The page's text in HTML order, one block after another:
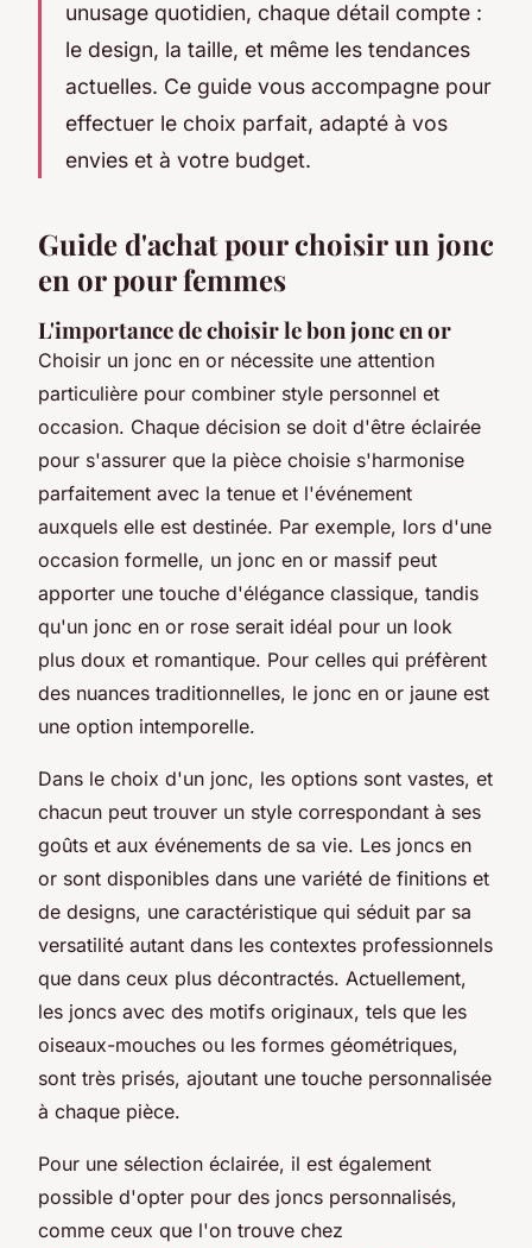
unusage quotidien, chaque détail compte :
le design, la taille, et même les tendances
actuelles. Ce guide vous accompagne pour
effectuer le choix parfait, adapté à vos
envies et à votre budget.
Guide d'achat pour choisir un jonc
en or pour femmes
L'importance de choisir le bon jonc en or
Choisir un jonc en or nécessite une attention
particulière pour combiner style personnel et
occasion. Chaque décision se doit d'être éclairée
pour s'assurer que la pièce choisie s'harmonise
parfaitement avec la tenue et l'événement
auxquels elle est destinée. Par exemple, lors d'une
occasion formelle, un jonc en or massif peut
apporter une touche d'élégance classique, tandis
qu'un jonc en or rose serait idéal pour un look
plus doux et romantique. Pour celles qui préfèrent
des nuances traditionnelles, le jonc en or jaune est
une option intemporelle.
Dans le choix d'un jonc, les options sont vastes, et
chacun peut trouver un style correspondant à ses
goûts et aux événements de sa vie. Les joncs en
or sont disponibles dans une variété de finitions et
de designs, une caractéristique qui séduit par sa
versatilité autant dans les contextes professionnels
que dans ceux plus décontractés. Actuellement,
les joncs avec des motifs originaux, tels que les
oiseaux-mouches ou les formes géométriques,
sont très prisés, ajoutant une touche personnalisée
à chaque pièce.
Pour une sélection éclairée, il est également
possible d'opter pour des joncs personnalisés,
comme ceux que l'on trouve chez